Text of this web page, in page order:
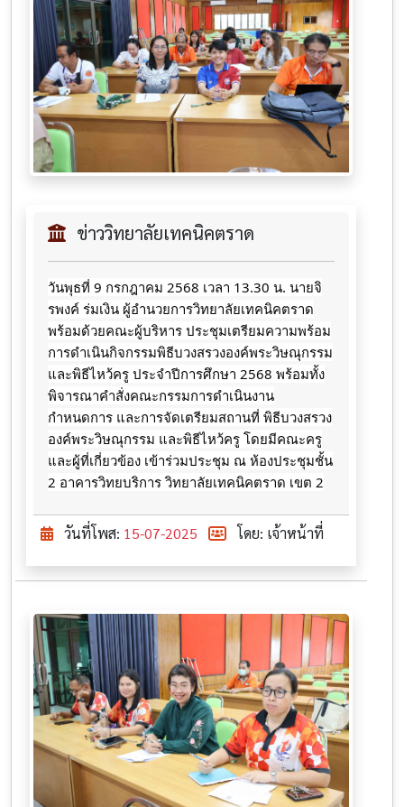
ข่าววิทยาลัยเทคนิคตราด
วันพุธที่ 9 กรกฎาคม 2568 เวลา 13.30 น. นายจิ
รพงค์ ร่มเงิน ผู้อำนวยการวิทยาลัยเทคนิคตราด
พร้อมด้วยคณะผู้บริหาร ประชุมเตรียมความพร้อม
การดำเนินกิจกรรมพิธีบวงสรวงองค์พระวิษณุกรรม
และพิธีไหว้ครู ประจำปีการศึกษา 2568 พร้อมทั้ง
พิจารณาคำสั่งคณะกรรมการดำเนินงาน
กำหนดการ และการจัดเตรียมสถานที่ พิธีบวงสรวง
องค์พระวิษณุกรรม และพิธีไหว้ครู โดยมีคณะครู
และผู้ที่เกี่ยวข้อง เข้าร่วมประชุม ณ ห้องประชุมชั้น
2 อาคารวิทยบริการ วิทยาลัยเทคนิคตราด เขต 2
วันที่โพส: 15-07-2025 โดย: เจ้าหน้าที่